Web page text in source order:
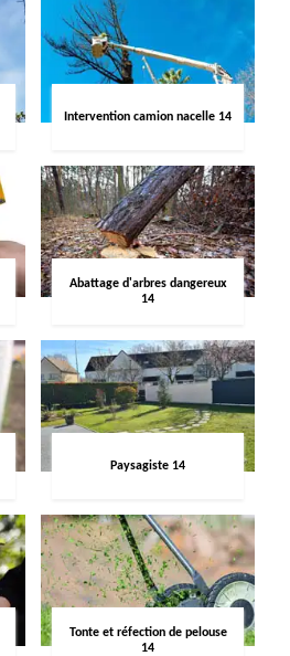
Intervention camion nacelle 14
Abattage d'arbres dangereux
14
Paysagiste 14
Tonte et réfection de pelouse
14